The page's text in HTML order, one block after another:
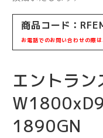
商品コード：
お電話でのお問い合わせの際
エントラン
1890GN